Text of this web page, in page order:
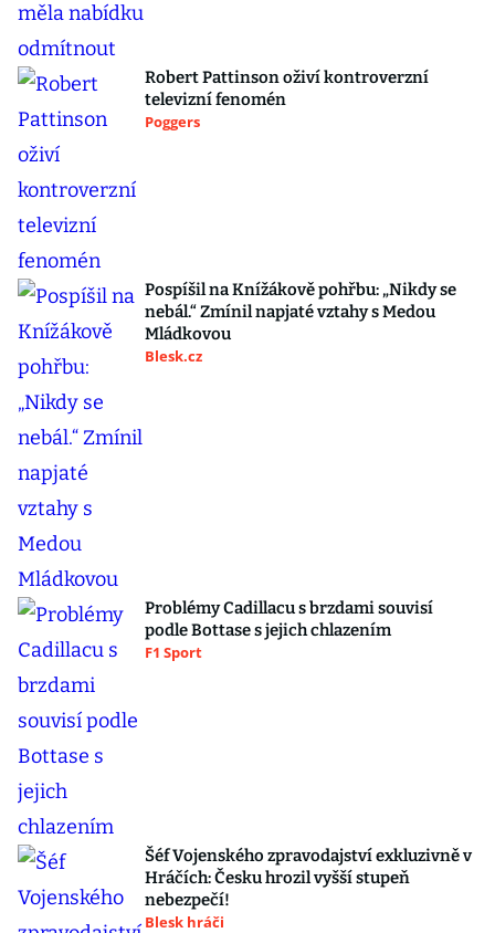
Robert Pattinson oživí kontroverzní
televizní fenomén
Poggers
Pospíšil na Knížákově pohřbu: „Nikdy se
nebál.“ Zmínil napjaté vztahy s Medou
Mládkovou
Blesk.cz
Problémy Cadillacu s brzdami souvisí
podle Bottase s jejich chlazením
F1 Sport
Šéf Vojenského zpravodajství exkluzivně v
Hráčích: Česku hrozil vyšší stupeň
nebezpečí!
Blesk hráči